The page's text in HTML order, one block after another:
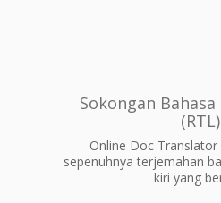
Sokongan
(RTL)
Online Doc
sepenuhnya terjemahan
kiri yang